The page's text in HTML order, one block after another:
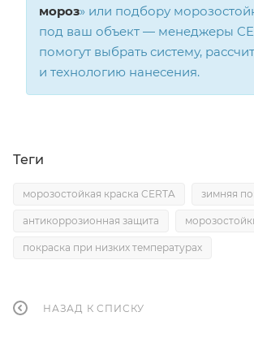
мороз» или подбору
под ваш объект — менеджеры
помогут выбрать систему,
и технологию нанесения.
Теги
морозостойкая краска CERTA зимняя
антикоррозионная защита
покраска при низких температурах
НАЗАД К СПИСКУ